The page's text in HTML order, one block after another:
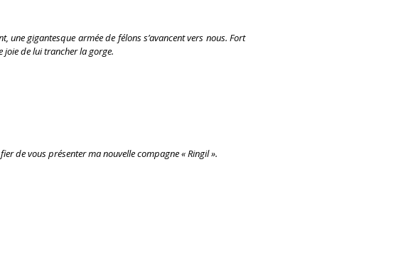
une gigantesque armée de félons s’avancent vers nous. Fort
joie de lui trancher la gorge.
de vous présenter ma nouvelle compagne « Ringil ».